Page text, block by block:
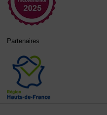
Partenaires